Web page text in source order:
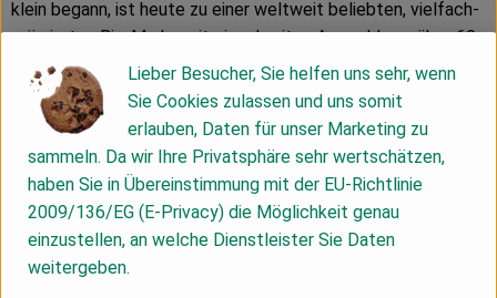
klein begann, ist heute zu einer weltweit beliebten, vielfach-
prämierten Bio-Marke mit einer breiten Auswahl von über 60
Produkten gewachsen, das mit vielfältigen
Tafelschokoladen, Schokoriegeln, Kuvertüren,
Kakaogetränken und Trüffelpralinen keinerlei schokoladigen
Wünsche offenlässt. Schokolade als ganzheitliches
Kunstwerk ist das zentrale Motto. In diesem Sinne verbindet
VIVANI innovative Rezepturen aus besten Zutaten mit
künstlerischen Verpackungsdesigns und den Aspekten von
Nachhaltigkeit und sozialer Verantwortung. Das Bochumer
Lieber Besucher, Sie helfen uns sehr, wenn
Sie Cookies zulassen und uns somit
erlauben, Daten für unser Marketing zu
sammeln. Da wir Ihre Privatsphäre sehr wertschätzen,
haben Sie in Übereinstimmung mit der EU-Richtlinie
2009/136/EG (E-Privacy) die Möglichkeit genau
einzustellen, an welche Dienstleister Sie Daten
weitergeben.